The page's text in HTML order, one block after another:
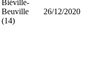
Biéville-
Beuville
(14)
26/12/2020